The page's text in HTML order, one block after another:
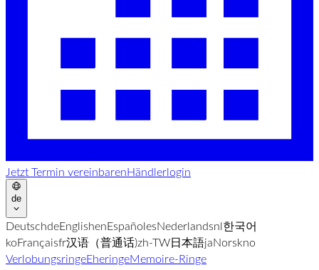
Jetzt Termin vereinbarenHändlerlogin
de
DeutschdeEnglishenEspañolesNederlandsnl한국어
koFrançaisfr汉语（普通话)zh-TW日本語jaNorskno
VerlobungsringeEheringeMemoire-Ringe